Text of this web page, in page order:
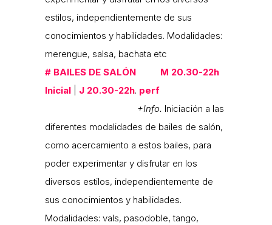
estilos, independientemente de sus
conocimientos y habilidades. Modalidades:
merengue, salsa, bachata etc
# BAILES DE SALÓN M 20.30-22h
Inicial
J 20.30-22h. perf
+Info. Iniciación a las
diferentes modalidades de bailes de salón,
como acercamiento a estos bailes, para
poder experimentar y disfrutar en los
diversos estilos, independientemente de
sus conocimientos y habilidades.
Modalidades: vals, pasodoble, tango,